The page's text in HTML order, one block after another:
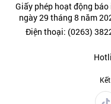
Giấy phép hoạt động
ngày 29 tháng 8 năm
Điện thoại: (0263)